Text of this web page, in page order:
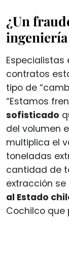
¿Un
Especialistas
contratos
tipo de
“Estamos
sofisticado
del volumen
multiplica el
toneladas
cantidad de
extracción se
al Estado
Cochilco que